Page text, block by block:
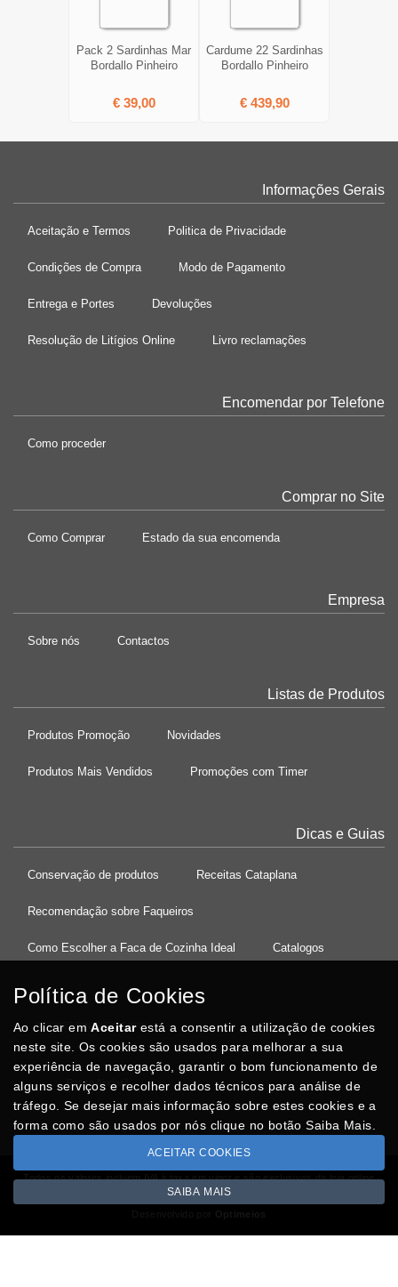
Pack 2 Sardinhas Mar
Bordallo Pinheiro
€ 39,00
Cardume 22 Sardinhas
Bordallo Pinheiro
€ 439,90
Informações Gerais
Aceitação e Termos Politica de Privacidade
Condições de Compra Modo de Pagamento
Entrega e Portes Devoluções
Resolução de Litígios Online Livro reclamações
Encomendar por Telefone
Como proceder
Comprar no Site
Como Comprar Estado da sua encomenda
Empresa
Sobre nós Contactos
Listas de Produtos
Produtos Promoção Novidades
Produtos Mais Vendidos Promoções com Timer
Dicas e Guias
Conservação de produtos Receitas Cataplana
Recomendação sobre Faqueiros
Como Escolher a Faca de Cozinha Ideal Catalogos
37°08'27.5"N 8°32'13.9"W
Posso Ajudar?
Todos os valores incluem IVA à taxa em vigor e são exclusivos da loja online
Copyright © CASACARMINHO.com 2026
Política de Cookies
Ao clicar emAceitarestá a consentir a utilização de cookies
neste site. Os cookies são usados para melhorar a sua
experiência de navegação, garantir o bom funcionamento de
alguns serviços e recolher dados técnicos para análise de
tráfego. Se desejar mais informação sobre estes cookies e a
forma como são usados por nós clique no botão Saiba Mais.
ACEITAR COOKIES
SAIBA MAIS